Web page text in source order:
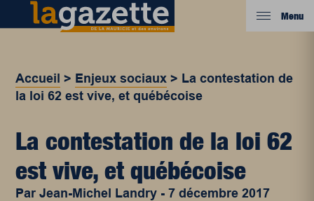
Menu
Accueil > Enjeux sociaux > La contestation de
la loi 62 est vive, et québécoise
La contestation de la loi 62
est vive, et québécoise
ParJean-Michel Landry -7 décembre 2017